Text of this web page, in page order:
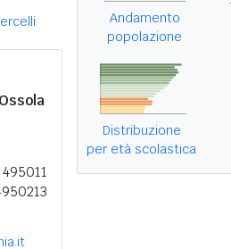
Andamento
popolazione
Distribuzione
per età scolastica